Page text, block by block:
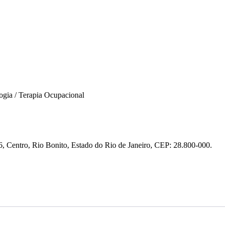
/ Terapia Ocupacional
Centro, Rio Bonito, Estado do Rio de Janeiro, CEP: 28.800-000.